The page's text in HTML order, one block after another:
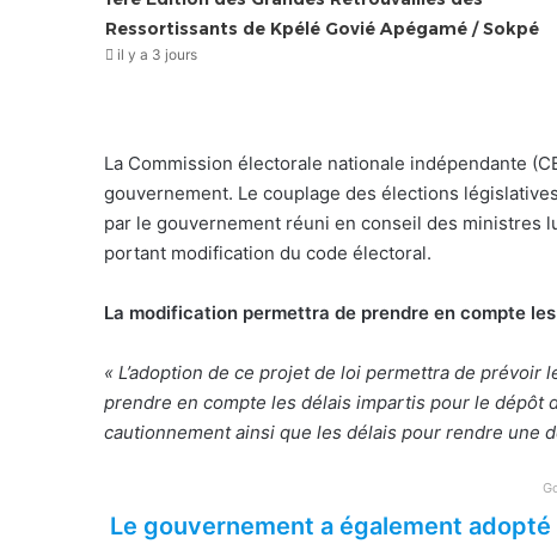
Ressortissants de Kpélé Govié Apégamé / Sokpé
il y a 3 jours
La Commission électorale nationale indépendante
gouvernement. Le couplage des élections
par le gouvernement réuni en conseil des ministres
portant modification du code électoral.
La modification permettra de prendre en compte
« L’adoption de ce projet de loi permettra de
prendre en compte les délais impartis pour le dépôt
cautionnement ainsi que les délais pour rendre une
Le gouvernement a également